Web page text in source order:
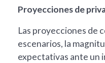
Proyecciones de
Las proyecciones de
escenarios, la
expectativas ante un